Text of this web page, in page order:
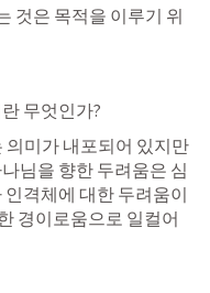
것은 목적을 이루기 위
무엇인가?
의미가 내포되어 있지만
님을 향한 두려움은 심
격체에 대한 두려움이
경이로움으로 일컬어